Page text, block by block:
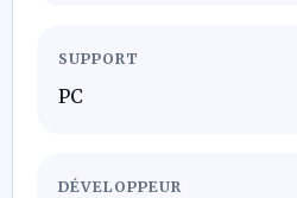
SUPPORT
PC
DÉVELOPPEUR